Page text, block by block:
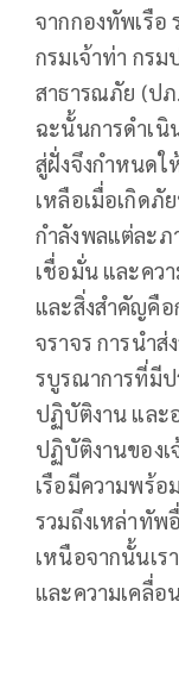
จากกองทัพเรือ
กรมเจ้าท่า กร
สาธารณภัย (ปภ
ฉะนั้นการดำเนิ
สู่ฝั่งจึงกำหนด
เหลือเมื่อเกิดภั
กำลังพลแต่ละภ
เชื่อมั่น และคว
และสิ่งสำคัญคือ
จราจร การนำ
รบูรณาการที่มี
ปฏิบัติงาน และ
ปฏิบัติงานของ
เรือมีความพร้อ
รวมถึงเหล่าทั
เหนือจากนั้นเ
และความเคลื่อ